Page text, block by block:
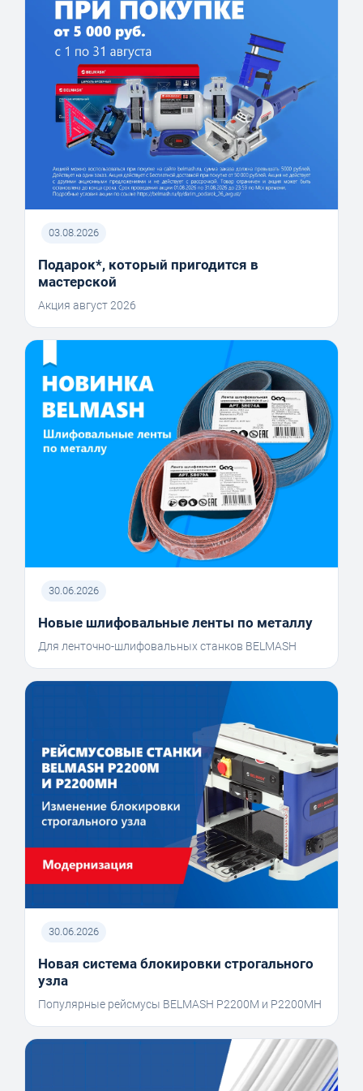
03.08.2026
Подарок*, который пригодится в
мастерской
Акция август 2026
30.06.2026
Новые шлифовальные ленты по металлу
Для ленточно-шлифовальных станков BELMASH
30.06.2026
Новая система блокировки строгального
узла
Популярные рейсмусы BELMASH P2200M и P2200MH